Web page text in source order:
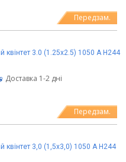
Передзам.
квінтет 3.0 (1.25х2.5) 1050 А Н244
Доставка 1-2 дні
Передзам.
квінтет 3,0 (1,5х3,0) 1050 А Н244